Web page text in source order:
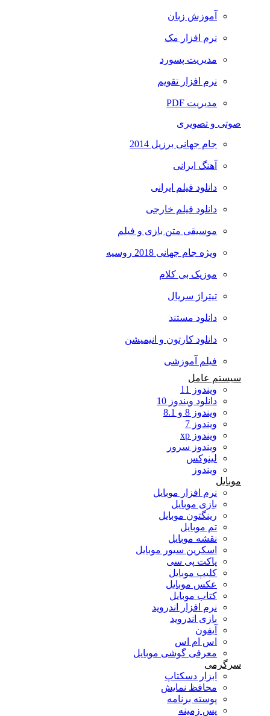
آموزش زبان
نرم افزار مک
مدیریت پسورد
نرم افزار تقویم
مدیریت PDF
صوتی و تصویری
جام جهانی برزیل 2014
آهنگ ایرانی
دانلود فیلم ایرانی
دانلود فیلم خارجی
موسیقی متن بازی و فیلم
ویژه جام جهانی 2018 روسیه
موزیک بی کلام
تیتراژ سریال
دانلود مستند
دانلود کارتون و انیمیشن
فیلم آموزشی
سیستم عامل
ویندوز 11
دانلود ویندوز 10
ویندوز 8 و 8.1
ویندوز 7
ویندوز xp
ویندوز سرور
لینوکس
ویندوز
موبایل
نرم افزار موبایل
بازی موبایل
رینگتون موبایل
تم موبایل
نقشه موبایل
اسکرین سیور موبایل
پاکت پی سی
کلیپ موبایل
عکس موبایل
کتاب موبایل
نرم افزار اندروید
بازی اندروید
آیفون
اس ام اس
معرفی گوشی موبایل
سرگرمی
ابزار دسکتاپ
محافظ نمایش
پوسته برنامه
پس زمینه